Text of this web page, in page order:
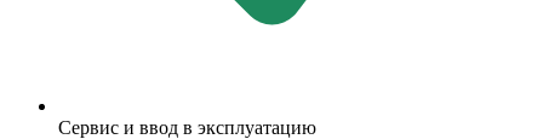
Сервис и ввод в эксплуатацию